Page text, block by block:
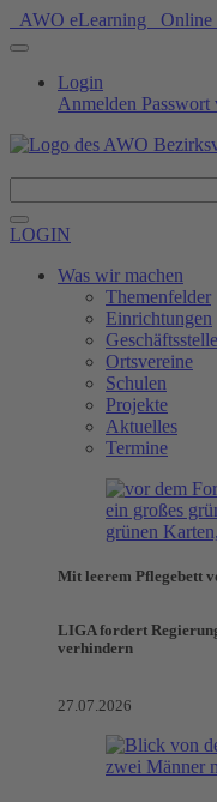
AWO eLearning Online
Login
Anmelden Passwort
LOGIN
Was wir machen
Themenfelder
Einrichtungen
Ortsvereine
Schulen
Projekte
Aktuelles
Termine
Mit leerem Pflegebett
LIGA fordert
verhindern
27.07.2026